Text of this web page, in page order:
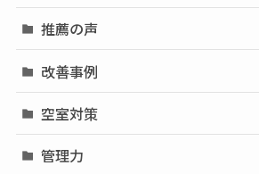
推薦の声
改善事例
空室対策
管理力